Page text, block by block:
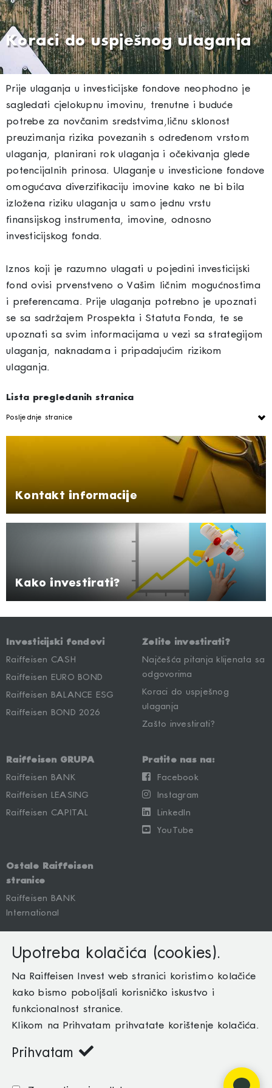
Koraci do uspješnog ulaganja
Prije ulaganja u investicijske fondove neophodno je
sagledati cjelokupnu imovinu, trenutne i buduće
potrebe za novčanim sredstvima,ličnu sklonost
preuzimanja rizika povezanih s određenom vrstom
ulaganja, planirani rok ulaganja i očekivanja glede
potencijalnih prinosa. Ulaganje u investicione fondove
omogućava diverzifikaciju imovine kako ne bi bila
izložena riziku ulaganja u samo jednu vrstu
finansijskog instrumenta, imovine, odnosno
investicijskog fonda.
Iznos koji je razumno ulagati u pojedini investicijski
fond ovisi prvenstveno o Vašim ličnim mogućnostima
i preferencama. Prije ulaganja potrebno je upoznati
se sa sadržajem Prospekta i Statuta Fonda, te se
upoznati sa svim informacijama u vezi sa strategijom
ulaganja, naknadama i pripadajućim rizikom
ulaganja.
Lista pregledanih stranica
Posljednje stranice
Kontakt informacije
Kako investirati?
Investicijski fondovi
Raiffeisen CASH
Raiffeisen EURO BOND
Raiffeisen BALANCE ESG
Raiffeisen BOND 2026
Želite investirati?
Najčešća pitanja klijenata sa
odgovorima
Koraci do uspješnog
ulaganja
Zašto investirati?
Raiffeisen GRUPA
Raiffeisen BANK
Raiffeisen LEASING
Raiffeisen CAPITAL
Pratite nas na:
Facebook
Instagram
LinkedIn
YouTube
Ostale Raiffeisen
stranice
Raiffeisen BANK
International
Mapa site-a
Uslovi korištenja
Kontaktirajte nas
Politika privatnosti i Politika kolačića
Upotreba kolačića (cookies).
Na Raiffeisen Invest web stranici koristimo kolačiće
kako bismo poboljšali korisničko iskustvo i
funkcionalnost stranice.
Klikom na Prihvatam prihvatate korištenje kolačića.
Prihvatam